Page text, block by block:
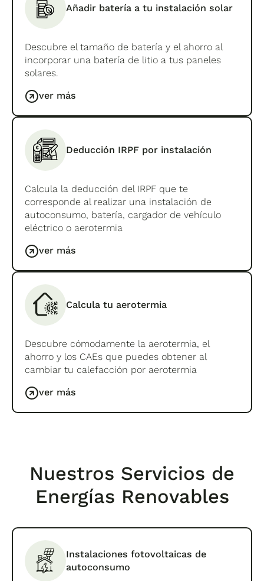
Añadir batería a tu instalación solar
Descubre el tamaño de batería y el ahorro al
incorporar una batería de litio a tus paneles
solares.
ver más
Deducción IRPF por instalación
Calcula la deducción del IRPF que te
corresponde al realizar una instalación de
autoconsumo, batería, cargador de vehículo
eléctrico o aerotermia
ver más
Calcula tu aerotermia
Descubre cómodamente la aerotermia, el
ahorro y los CAEs que puedes obtener al
cambiar tu calefacción por aerotermia
ver más
Nuestros Servicios de
Energías Renovables
Instalaciones fotovoltaicas de
autoconsumo